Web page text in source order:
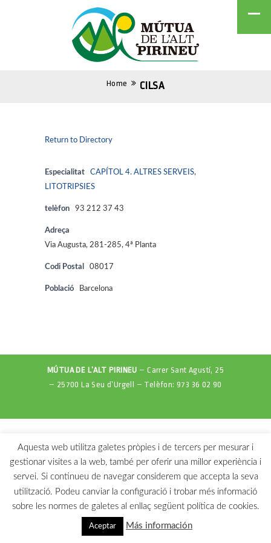
Home CILSA
Return to Directory
Especialitat CAPÍTOL 4. ALTRES SERVEIS,
LITOTRIPSIES
telèfon 93 212 37 43
Adreça
Via Augusta, 281-285, 4ª Planta
Codi Postal 08017
Població Barcelona
MÚTUA DE L’ALT PIRINEU – Carrer Sant Agustí, 25
– 25700 La Seu d’Urgell – Telèfon: 973 36 02 90
Aquesta web utilitza galetes pròpies i de tercers per mesurar i
gestionar visites a la web, també per oferir una millor experiència i
servei. Si continueu de navegar considerem que accepta la seva
utilització. Podeu canviar la configuració i trobar més informació
sobre les normes de galetes al enllaç següent política de cookies.
Aceptar Más información